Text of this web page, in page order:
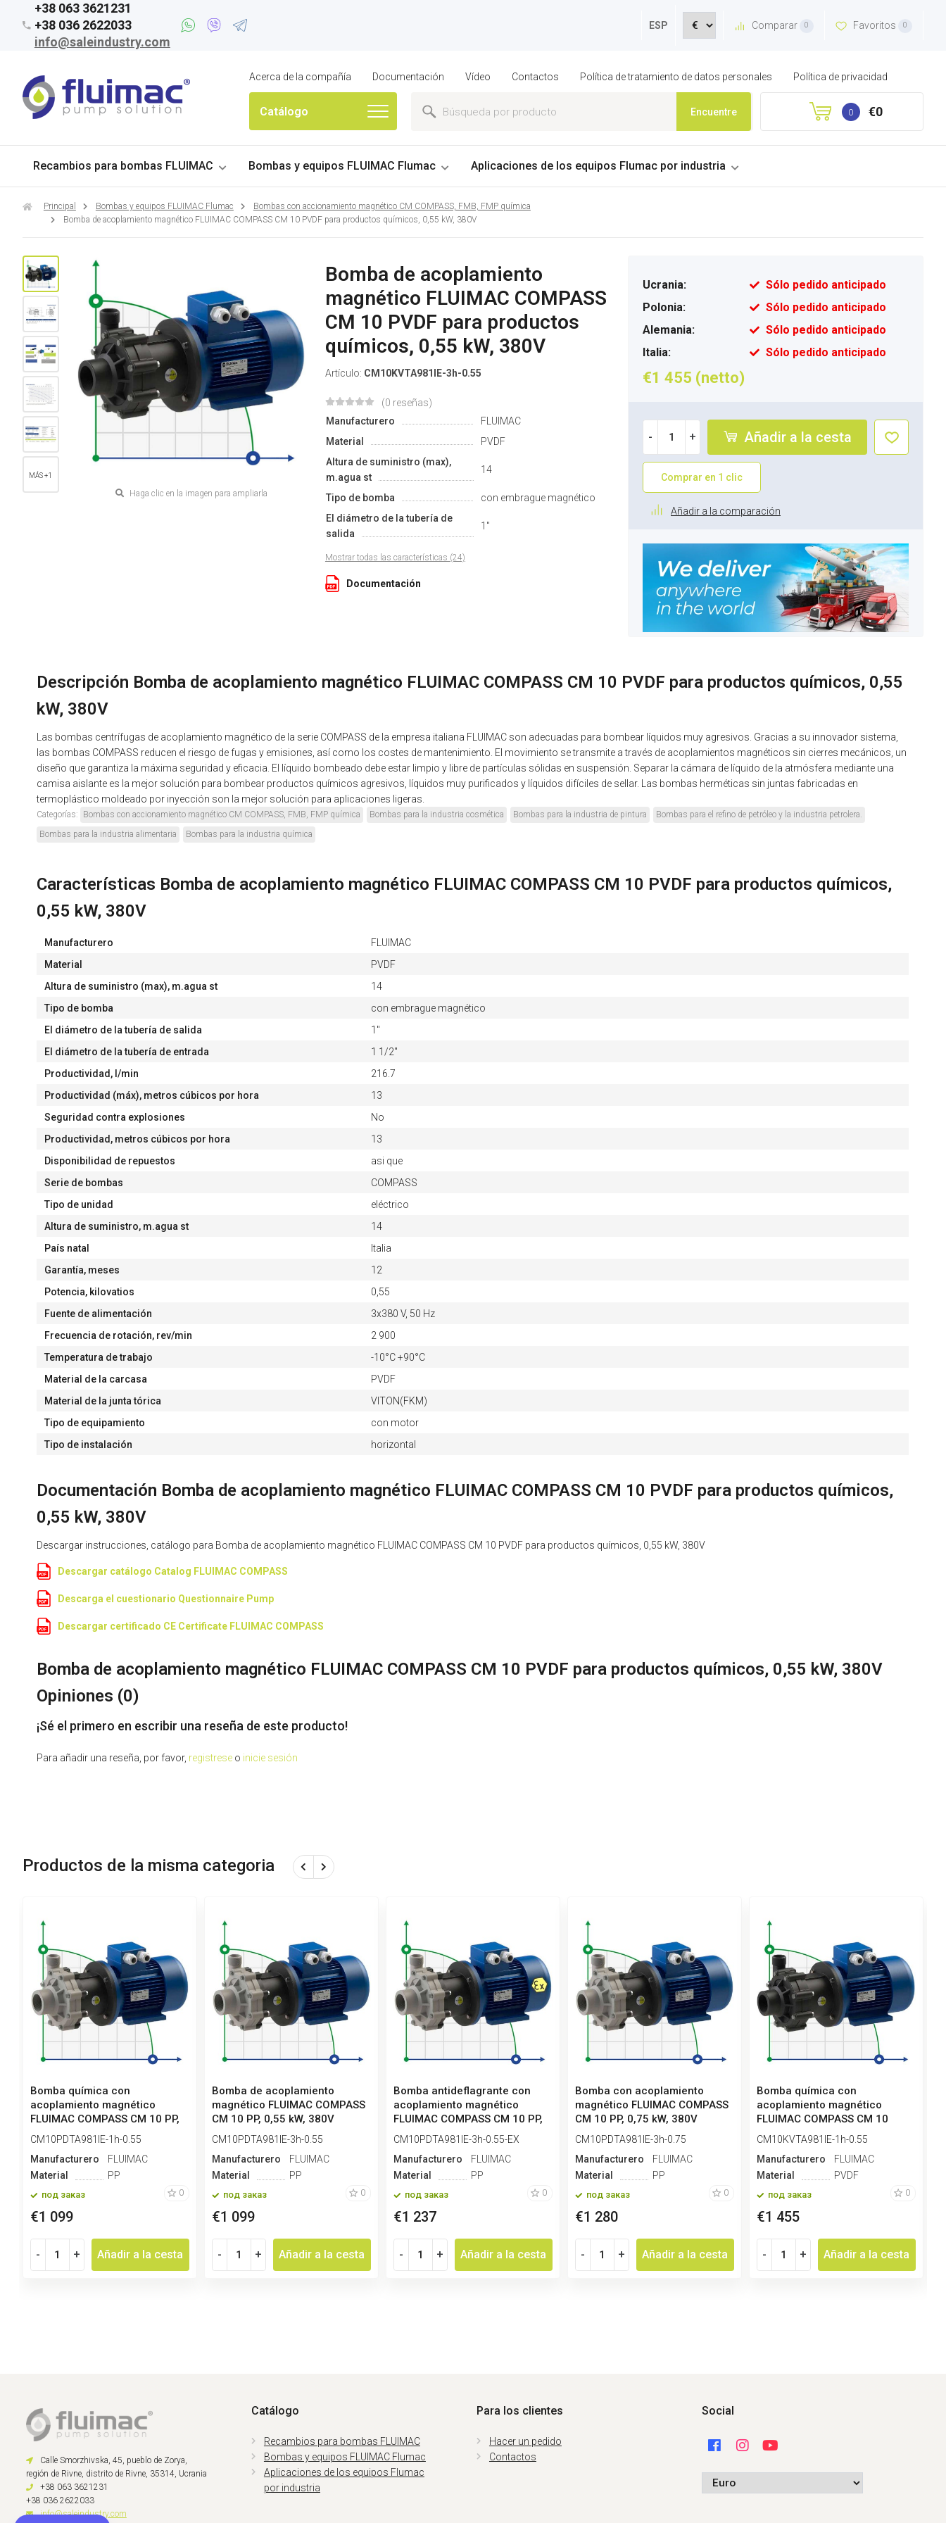
+38 063 3621231
+38 036 2622033
info@saleindustry.com
ESP Comparar 0 Favoritos 0
Acerca de la compañía Documentación Vídeo Contactos Política de tratamiento de datos personales Política de privacidad
Catálogo Encuentre 0 €0
Recambios para bombas FLUIMAC Bombas y equipos FLUIMAC Flumac Aplicaciones de los equipos Flumac por industria
Principal Bombas y equipos FLUIMAC Flumac
Bombas con accionamiento magnético CM COMPASS, FMB, FMP química
Bomba de acoplamiento magnético FLUIMAC COMPASS CM 10 PVDF para productos químicos, 0,55 kW, 380V
Haga clic en la imagen para ampliarla
MÁS +1
Bomba de acoplamiento
magnético FLUIMAC COMPASS
CM 10 PVDF para productos
químicos, 0,55 kW, 380V
Artículo: CM10KVTA981IE-3h-0.55
(0 reseñas)
Manufacturero
FLUIMAC
Material
PVDF
Altura de suministro (max),
m.agua st
14
Tipo de bomba
con embrague magnético
El diámetro de la tubería de
salida
1"
Mostrar todas las características (24)
Documentación
Ucrania:
Sólo pedido anticipado
Polonia:
Sólo pedido anticipado
Alemania:
Sólo pedido anticipado
Italia:
Sólo pedido anticipado
€1 455 (netto)
- + Añadir a la cesta
Comprar en 1 clic
Añadir a la comparación
Descripción Bomba de acoplamiento magnético FLUIMAC COMPASS CM 10 PVDF para productos químicos, 0,55
kW, 380V
Las bombas centrífugas de acoplamiento magnético de la serie COMPASS de la empresa italiana FLUIMAC son adecuadas para bombear líquidos muy agresivos. Gracias a su innovador sistema,
las bombas COMPASS reducen el riesgo de fugas y emisiones, así como los costes de mantenimiento. El movimiento se transmite a través de acoplamientos magnéticos sin cierres mecánicos, un
diseño que garantiza la máxima seguridad y eficacia. El líquido bombeado debe estar limpio y libre de partículas sólidas en suspensión. Separar la cámara de líquido de la atmósfera mediante una
camisa aislante es la mejor solución para bombear productos químicos agresivos, líquidos muy purificados y líquidos difíciles de sellar. Las bombas herméticas sin juntas fabricadas en
termoplástico moldeado por inyección son la mejor solución para aplicaciones ligeras.
Categorías: Bombas con accionamiento magnético CM COMPASS, FMB, FMP química Bombas para la industria cosmética Bombas para la industria de pintura
Bombas para el refino de petróleo y la industria petrolera.
Bombas para la industria alimentaria
Bombas para la industria química
Características Bomba de acoplamiento magnético FLUIMAC COMPASS CM 10 PVDF para productos químicos,
0,55 kW, 380V
Manufacturero
FLUIMAC
Material
PVDF
Altura de suministro (max), m.agua st
14
Tipo de bomba
con embrague magnético
El diámetro de la tubería de salida
1"
El diámetro de la tubería de entrada
1 1/2"
Productividad, l/min
216.7
Productividad (máx), metros cúbicos por hora
13
Seguridad contra explosiones
No
Productividad, metros cúbicos por hora
13
Disponibilidad de repuestos
asi que
Serie de bombas
COMPASS
Tipo de unidad
eléctrico
Altura de suministro, m.agua st
14
País natal
Italia
Garantía, meses
12
Potencia, kilovatios
0,55
Fuente de alimentación
3х380 V, 50 Hz
Frecuencia de rotación, rev/min
2 900
Temperatura de trabajo
-10°C +90°C
Material de la carcasa
PVDF
Material de la junta tórica
VITON(FKM)
Tipo de equipamiento
con motor
Tipo de instalación
horizontal
Documentación Bomba de acoplamiento magnético FLUIMAC COMPASS CM 10 PVDF para productos químicos,
0,55 kW, 380V
Descargar instrucciones, catálogo para Bomba de acoplamiento magnético FLUIMAC COMPASS CM 10 PVDF para productos químicos, 0,55 kW, 380V
Descargar catálogo Catalog FLUIMAC COMPASS
Descarga el cuestionario Questionnaire Pump
Descargar certificado CE Certificate FLUIMAC COMPASS
Bomba de acoplamiento magnético FLUIMAC COMPASS CM 10 PVDF para productos químicos, 0,55 kW, 380V
Opiniones (0)
¡Sé el primero en escribir una reseña de este producto!
Para añadir una reseña, por favor, registreseo inicie sesión
Productos de la misma categoria
Bomba química con
acoplamiento magnético
FLUIMAC COMPASS CM 10 PP,
0,55 kW, 220V
CM10PDTA981IE-1h-0.55
Manufacturero
FLUIMAC
Material
PP
под заказ 0
€1 099
- + Añadir a la cesta
Bomba de acoplamiento
magnético FLUIMAC COMPASS
CM 10 PP, 0,55 kW, 380V
CM10PDTA981IE-3h-0.55
Manufacturero
FLUIMAC
Material
PP
под заказ 0
€1 099
- + Añadir a la cesta
Bomba antideflagrante con
acoplamiento magnético
FLUIMAC COMPASS CM 10 PP,
0,...
CM10PDTA981IE-3h-0.55-EX
Manufacturero
FLUIMAC
Material
PP
под заказ 0
€1 237
- + Añadir a la cesta
Bomba con acoplamiento
magnético FLUIMAC COMPASS
CM 10 PP, 0,75 kW, 380V
CM10PDTA981IE-3h-0.75
Manufacturero
FLUIMAC
Material
PP
под заказ 0
€1 280
- + Añadir a la cesta
Bomba química con
acoplamiento magnético
FLUIMAC COMPASS CM 10
PVDF, 0,55 kW,...
CM10KVTA981IE-1h-0.55
Manufacturero
FLUIMAC
Material
PVDF
под заказ 0
€1 455
- + Añadir a la cesta
Calle Smorzhivska, 45, pueblo de Zorya,
región de Rivne, distrito de Rivne, 35314, Ucrania
+38 063 3621231
+38 036 2622033
info@saleindustry.com
Catálogo
Recambios para bombas FLUIMAC
Bombas y equipos FLUIMAC Flumac
Aplicaciones de los equipos Flumac
por industria
Para los clientes
Hacer un pedido
Contactos
Social